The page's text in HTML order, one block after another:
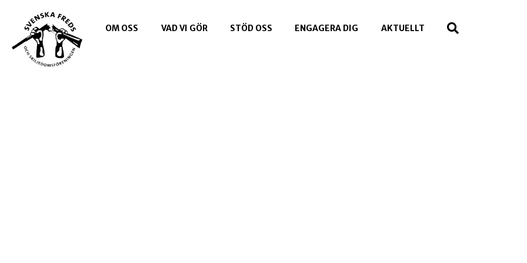
OM OSS VAD VI GÖR STÖD OSS ENGAGERA DIG AKTUELLT